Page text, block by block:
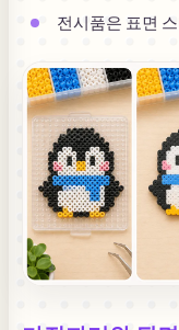
전시품은 표면